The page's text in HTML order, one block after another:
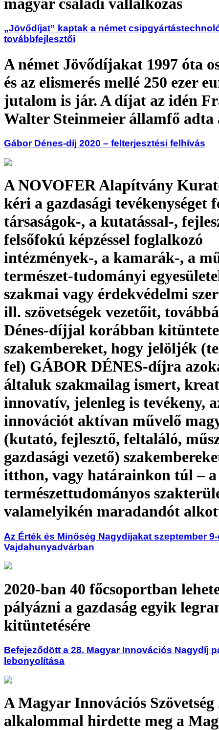
„Jövődíjat” kaptak a német
továbbfejlesztői
A német Jövődíjakat 1997 óta
és az elismerés mellé 250 ezer
jutalom is jár. A díjat az idén
Walter Steinmeier államfő adta
Gábor Dénes-díj 2020 – felterjesztési felhívás
A NOVOFER Alapítvány
kéri a gazdasági tevékenységet
társaságok-, a kutatással-,
felsőfokú képzéssel foglalkozó
intézmények-, a kamarák-, a
természet-tudományi
szakmai vagy érdekvédelmi
ill. szövetségek vezetőit,
Dénes-díjjal korábban
szakembereket, hogy jelöljék
fel) GÁBOR DÉNES-díjra
általuk szakmailag ismert,
innovatív, jelenleg is tevékeny,
innovációt aktívan művelő
(kutató, fejlesztő, feltaláló,
gazdasági vezető)
itthon, vagy határainkon túl – a
természettudományos
valamelyikén maradandót
Az Érték és Minőség Nagydíjakat szeptember
Vajdahunyadvárban
2020-ban 40 főcsoportban
pályázni a gazdaság egyik
kitüntetésére
Befejeződött a 28. Magyar Innovációs Nagydíj
lebonyolítása
A Magyar Innovációs Szövetség
alkalommal hirdette meg a